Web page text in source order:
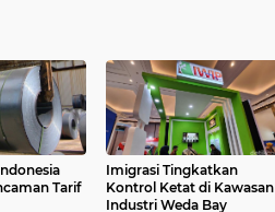
Tarif
Imigrasi Tingkatkan
Kontrol Ketat di Kawasan
Industri Weda Bay